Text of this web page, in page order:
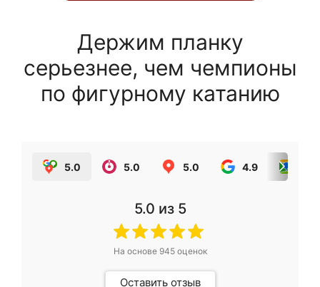
Держим планку
серьезнее, чем чемпионы
по фигурному катанию
5.0 5.0 5.0 4.9
5.0 из 5
На основе 945оценок
Оставить отзыв